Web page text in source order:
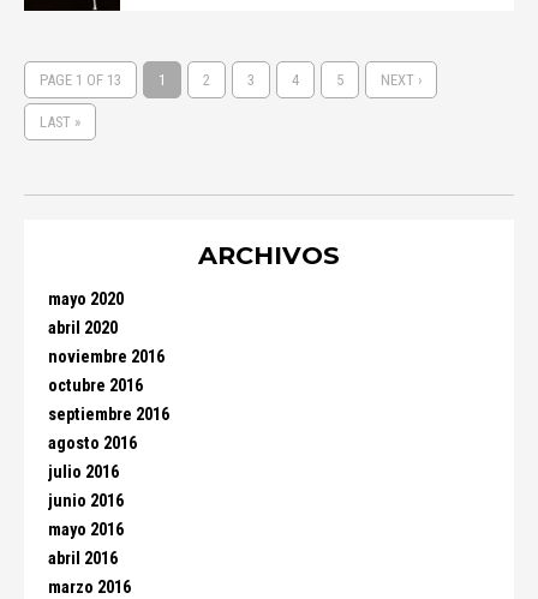
PAGE 1 OF 13 1 2 3 4 5 NEXT ›
LAST »
ARCHIVOS
mayo 2020
abril 2020
noviembre 2016
octubre 2016
septiembre 2016
agosto 2016
julio 2016
junio 2016
mayo 2016
abril 2016
marzo 2016